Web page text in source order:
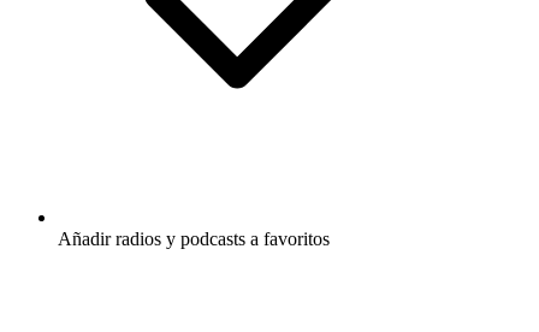
Añadir radios y podcasts a favoritos